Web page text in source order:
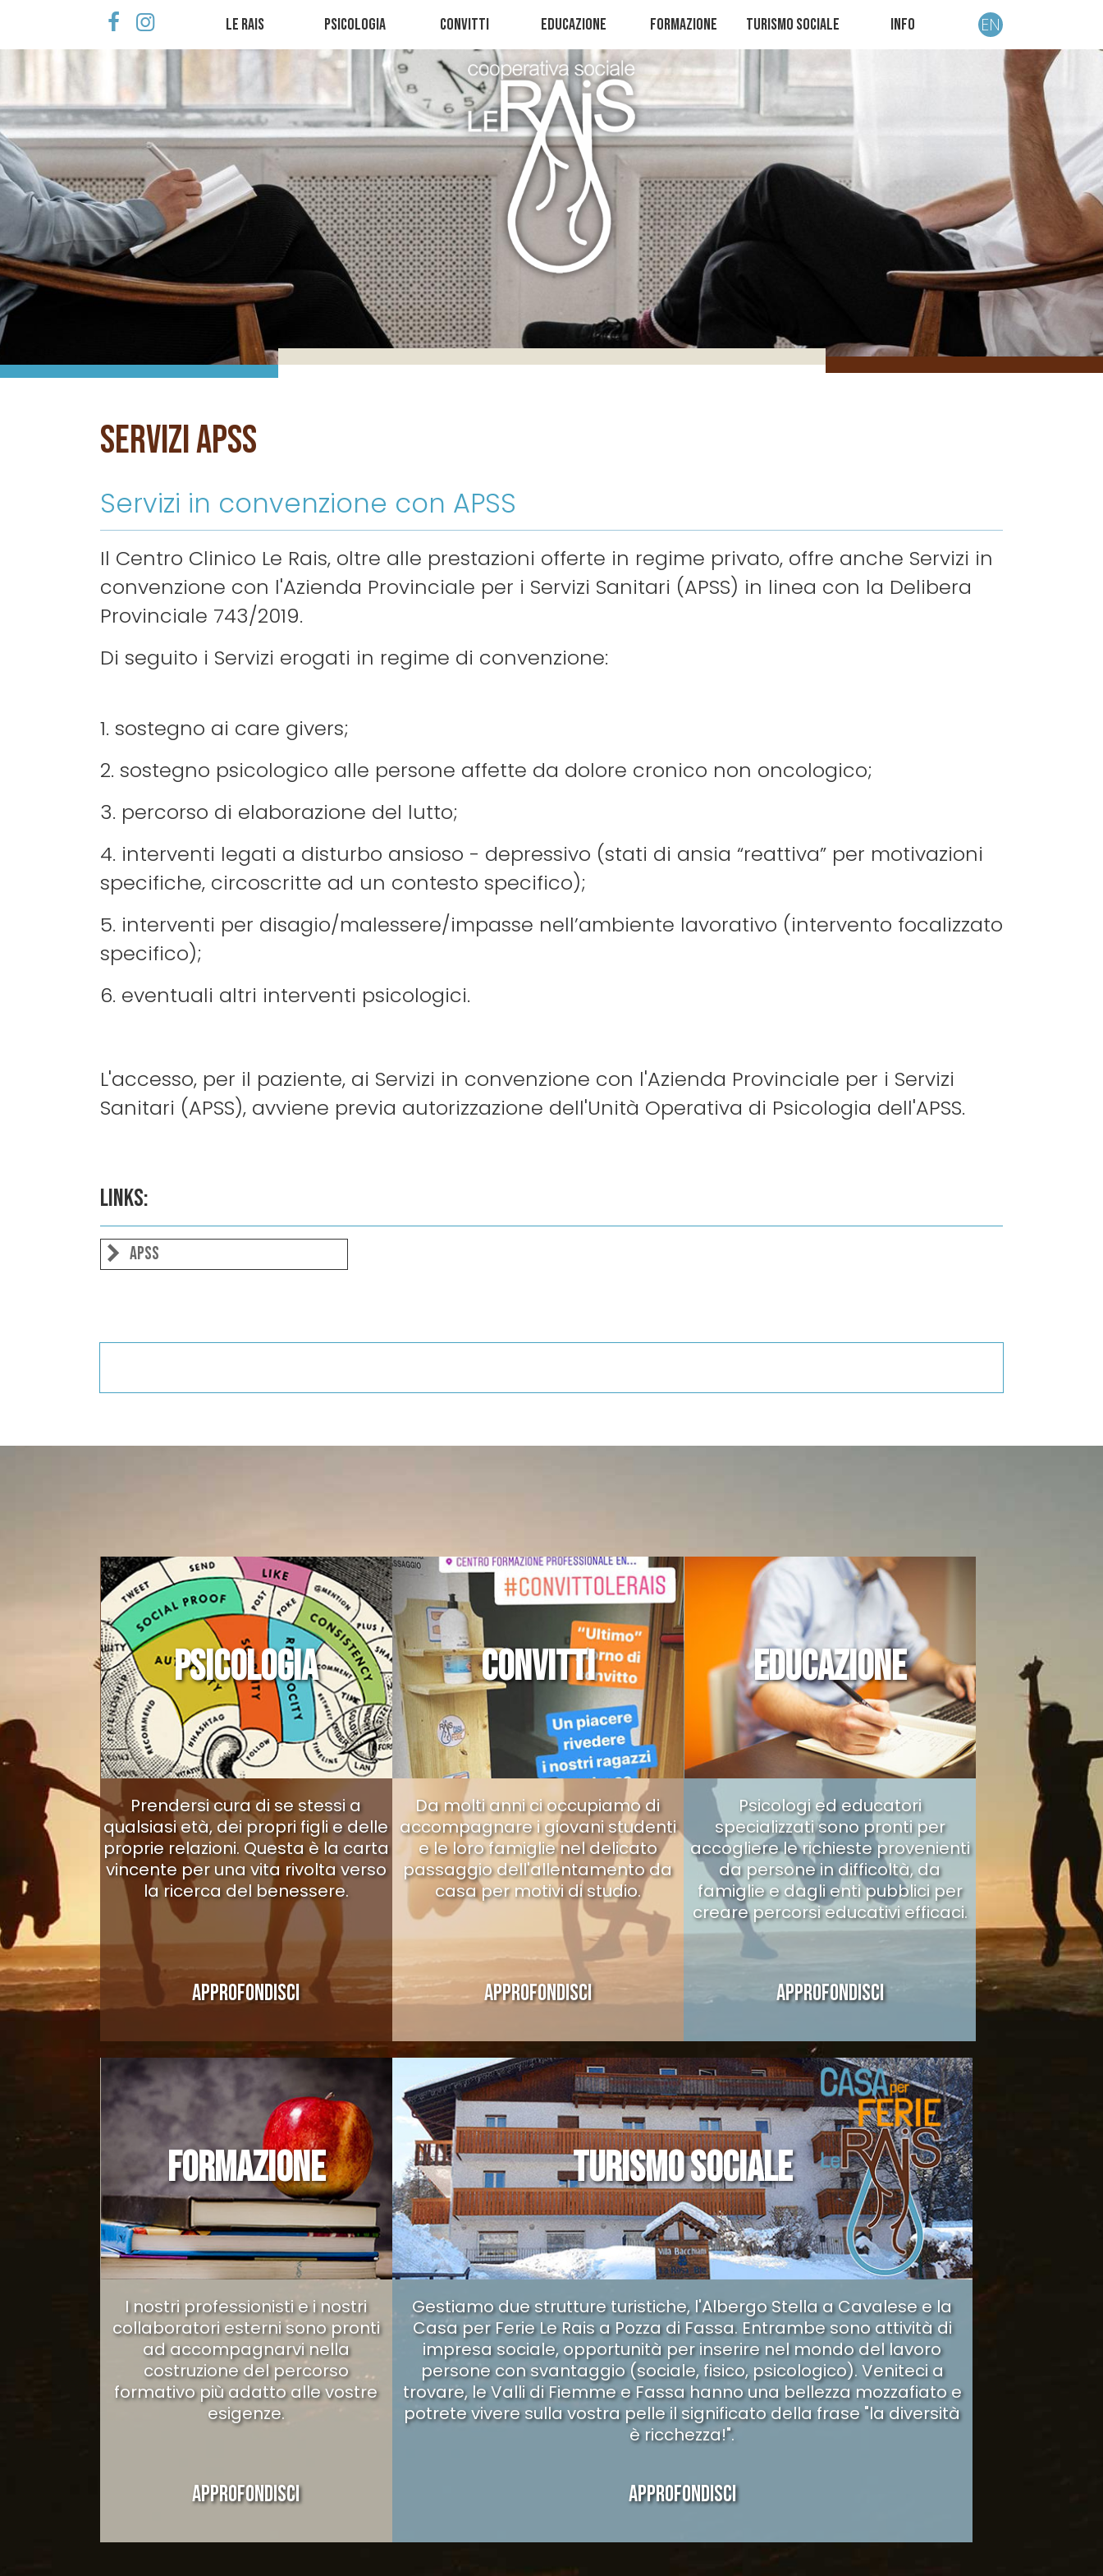
Le Rais Psicologia Convitti Educazione Formazione Turismo sociale Info EN
Servizi APSS
Servizi in convenzione con APSS
Il Centro Clinico Le Rais, oltre alle prestazioni offerte in regime privato, offre anche Servizi in
convenzione con l'Azienda Provinciale per i Servizi Sanitari (APSS) in linea con la Delibera
Provinciale 743/2019.
Di seguito i Servizi erogati in regime di convenzione:
1. sostegno ai care givers;
2. sostegno psicologico alle persone affette da dolore cronico non oncologico;
3. percorso di elaborazione del lutto;
4. interventi legati a disturbo ansioso - depressivo (stati di ansia “reattiva” per motivazioni
specifiche, circoscritte ad un contesto specifico);
5. interventi per disagio/malessere/impasse nell’ambiente lavorativo (intervento focalizzato
specifico);
6. eventuali altri interventi psicologici.
L'accesso, per il paziente, ai Servizi in convenzione con l'Azienda Provinciale per i Servizi
Sanitari (APSS), avviene previa autorizzazione dell'Unità Operativa di Psicologia dell'APSS.
Links:
APSS
PSICOLOGIA
Prendersi cura di se stessi a
qualsiasi età, dei propri figli e delle
proprie relazioni. Questa è la carta
vincente per una vita rivolta verso
la ricerca del benessere.
APPROFONDISCI
CONVITTI
Da molti anni ci occupiamo di
accompagnare i giovani studenti
e le loro famiglie nel delicato
passaggio dell'allentamento da
casa per motivi di studio.
APPROFONDISCI
EDUCAZIONE
Psicologi ed educatori
specializzati sono pronti per
accogliere le richieste provenienti
da persone in difficoltà, da
famiglie e dagli enti pubblici per
creare percorsi educativi efficaci.
APPROFONDISCI
FORMAZIONE
I nostri professionisti e i nostri
collaboratori esterni sono pronti
ad accompagnarvi nella
costruzione del percorso
formativo più adatto alle vostre
esigenze.
APPROFONDISCI
TURISMO SOCIALE
Gestiamo due strutture turistiche, l'Albergo Stella a Cavalese e la
Casa per Ferie Le Rais a Pozza di Fassa. Entrambe sono attività di
impresa sociale, opportunità per inserire nel mondo del lavoro
persone con svantaggio (sociale, fisico, psicologico). Veniteci a
trovare, le Valli di Fiemme e Fassa hanno una bellezza mozzafiato e
potrete vivere sulla vostra pelle il significato della frase "la diversità
è ricchezza!".
APPROFONDISCI